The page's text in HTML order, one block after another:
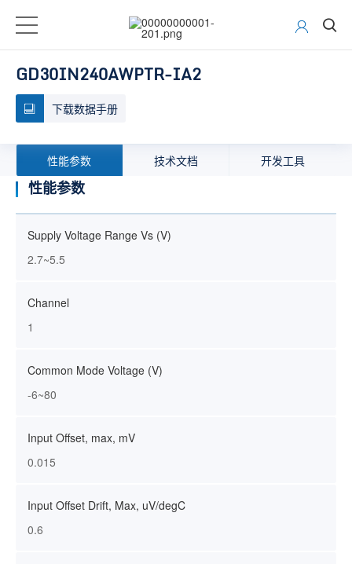
GD30IN240AWPTR-IA2
下载数据手册
性能参数 技术文档 开发工具
性能参数
Supply Voltage Range Vs (V)
2.7~5.5
Channel
1
Common Mode Voltage (V)
-6~80
Input Offset, max, mV
0.015
Input Offset Drift, Max, uV/degC
0.6